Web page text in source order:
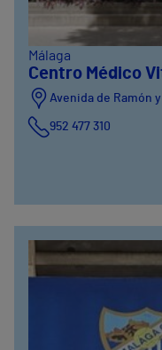
Málaga
Centro Médico
Avenida de Ramón
952 477 310